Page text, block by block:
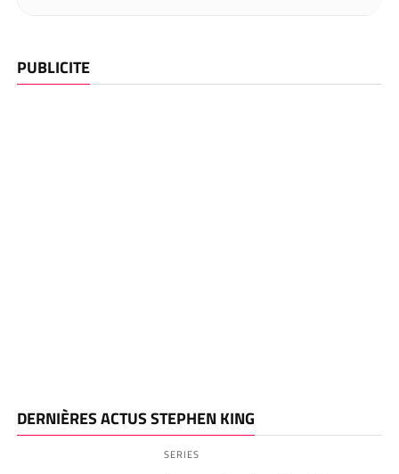
PUBLICITE
DERNIÈRES ACTUS STEPHEN KING
SERIES